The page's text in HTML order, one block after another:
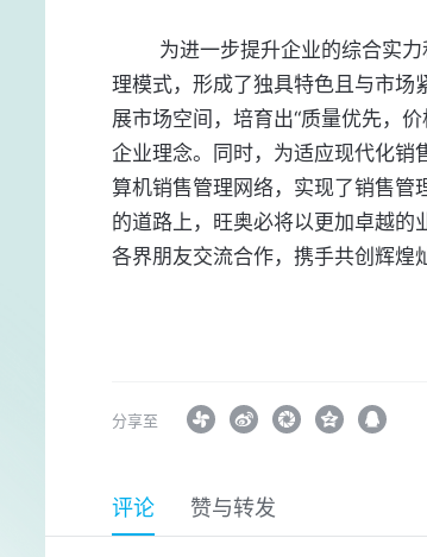
理模式，形成了独具特色且与市场
展市场空间，培育出“质量优先，
企业理念。同时，为适应现代化销
算机销售管理网络，实现了销售管
的道路上，旺奥必将以更加卓越的
各界朋友交流合作，携手共创辉煌
分享至
评论 赞与转发